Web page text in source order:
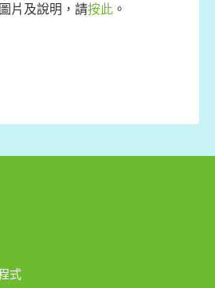
片及說明，請按此 。
式